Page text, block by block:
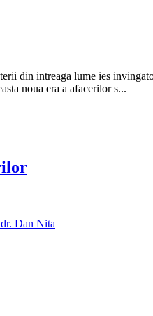
din intreaga lume ies
noua era a afacerilor s...
Dan Nita